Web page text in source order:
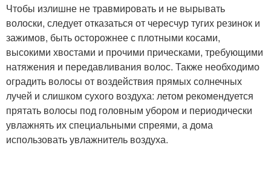
Чтобы излишне не травмировать и не вырывать
волоски, следует отказаться от чересчур тугих резинок и
зажимов, быть осторожнее с плотными косами,
высокими хвостами и прочими прическами, требующими
натяжения и передавливания волос. Также необходимо
оградить волосы от воздействия прямых солнечных
лучей и слишком сухого воздуха: летом рекомендуется
прятать волосы под головным убором и периодически
увлажнять их специальными спреями, а дома
использовать увлажнитель воздуха.